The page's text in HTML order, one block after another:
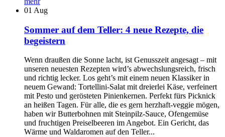
01 Aug
Sommer auf dem Teller: 4 neue Rezepte, die
begeistern
Wenn draußen die Sonne lacht, ist Genusszeit angesagt – mit
unseren neuesten Rezepten wird’s abwechslungsreich, frisch
und richtig lecker. Los geht’s mit einem neuen Klassiker in
neuem Gewand: Tortellini-Salat mit dreierlei Käse, verfeinert
mit Pesto und gerösteten Pinienkernen. Perfekt fürs Picknick
an heißen Tagen. Für alle, die es gern herzhaft-veggie mögen,
haben wir Butterbohnen mit Steinpilz-Sauce, Ofengemüse
und fruchtigen Preiselbeeren im Angebot. Ein Gericht, das
Wärme und Waldaromen auf den Teller...